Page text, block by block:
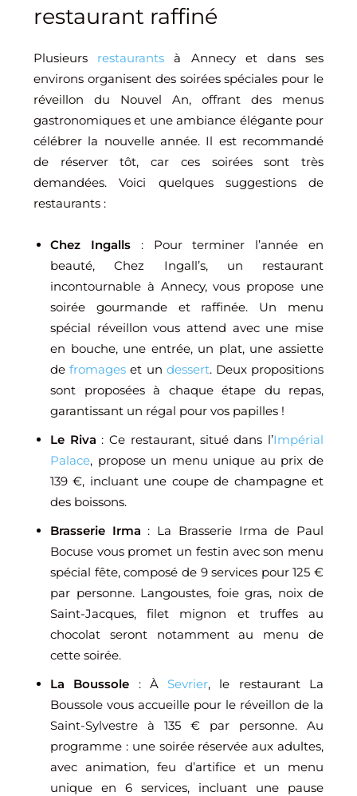
restaurant raffiné
Plusieurs restaurants à Annecy et dans ses
environs organisent des soirées spéciales pour le
réveillon du Nouvel An, offrant des menus
gastronomiques et une ambiance élégante pour
célébrer la nouvelle année. Il est recommandé
de réserver tôt, car ces soirées sont très
demandées. Voici quelques suggestions de
restaurants :
Chez Ingalls: Pour terminer l’année en
beauté, Chez Ingall’s, un restaurant
incontournable à Annecy, vous propose une
soirée gourmande et raffinée. Un menu
spécial réveillon vous attend avec une mise
en bouche, une entrée, un plat, une assiette
defromages et un dessert. Deux propositions
sont proposées à chaque étape du repas,
garantissant un régal pour vos papilles !
Le Riva : Ce restaurant, situé dans l’Impérial
Palace, propose un menu unique au prix de
139 €, incluant une coupe de champagne et
des boissons.
Brasserie Irma : La Brasserie Irma de Paul
Bocuse vous promet un festin avec son menu
spécial fête, composé de 9 services pour 125 €
par personne. Langoustes, foie gras, noix de
Saint-Jacques, filet mignon et truffes au
chocolat seront notamment au menu de
cette soirée.
La Boussole : À Sevrier, le restaurant La
Boussole vous accueille pour le réveillon de la
Saint-Sylvestre à 135 € par personne. Au
programme : une soirée réservée aux adultes,
avec animation, feu d’artifice et un menu
unique en 6 services, incluant une pause